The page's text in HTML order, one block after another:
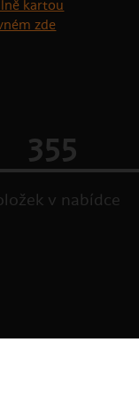
zde
355
v nabídce